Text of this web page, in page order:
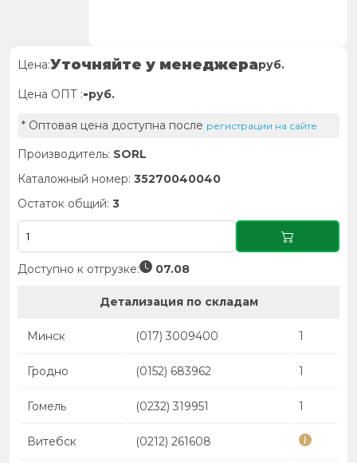
Цена:Уточняйте у менеджераруб.
Цена ОПТ :-руб.
* Оптовая цена доступна после регистрации на сайте
Производитель: SORL
Каталожный номер: 35270040040
Остаток общий: 3
Доступно к отгрузке: 07.08
Детализация по складам
Минск (017) 3009400 1
Гродно (0152) 683962 1
Гомель (0232) 319951 1
Витебск (0212) 261608